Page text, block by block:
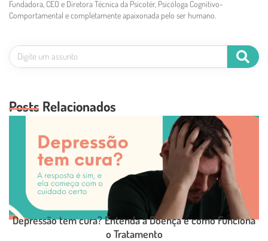
Fundadora, CEO e Diretora Técnica da Psicotér, Psicóloga Cognitivo-
Comportamental e completamente apaixonada pelo ser humano.
Posts Relacionados
Depressão tem cura? Entenda a Doença e como Funciona
o Tratamento